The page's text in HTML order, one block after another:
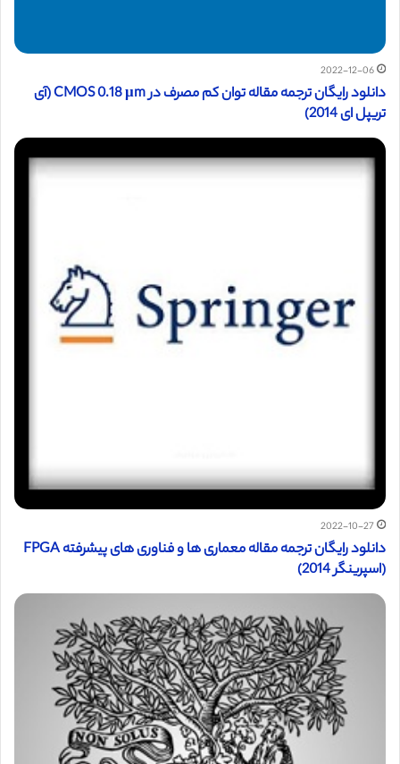
2022-12-06
دانلود رایگان ترجمه مقاله توان کم مصرف در CMOS 0.18 μm (آی
تریپل ای 2014)
2022-10-27
دانلود رایگان ترجمه مقاله معماری ها و فناوری های پیشرفته FPGA
(اسپرینگر 2014)